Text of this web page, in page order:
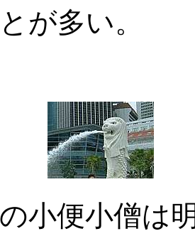
が多い。
小便小僧は